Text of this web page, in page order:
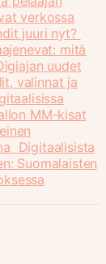
verkossa
juuri nyt?
mitä
uudet
valinnat ja
MM-kisat
Digitaalisista
Suomalaisten